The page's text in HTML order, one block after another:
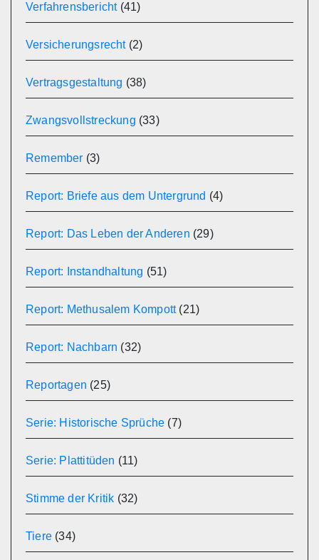
Verfahrensbericht(41)
Versicherungsrecht(2)
Vertragsgestaltung (38)
Zwangsvollstreckung (33)
Remember (3)
Report: Briefe aus dem Untergrund (4)
Report: Das Leben der Anderen (29)
Report: Instandhaltung (51)
Report: Methusalem Kompott(21)
Report: Nachbarn (32)
Reportagen (25)
Serie: Historische Sprüche (7)
Serie: Plattitüden (11)
Stimme der Kritik (32)
Tiere (34)